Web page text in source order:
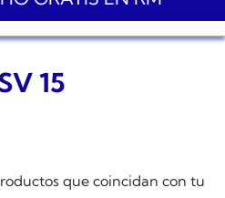
15
que coincidan con tu